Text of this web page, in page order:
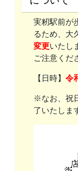
実籾駅前が
るため、大
変更いたし
ご注意くだ
【日時】 令
※なお、祝
了いたしま